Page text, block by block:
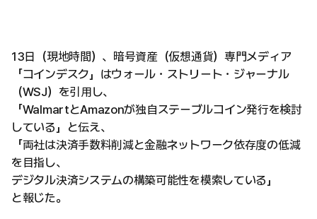
13日（現地時間）、暗号資産（仮想通貨）専門メディア
「コインデスク」はウォール・ストリート・ジャーナル
（WSJ）を引用し、
「WalmartとAmazonが独自ステーブルコイン発行を検討
している」と伝え、
「両社は決済手数料削減と金融ネットワーク依存度の低減
を目指し、
デジタル決済システムの構築可能性を模索している」
と報じた。